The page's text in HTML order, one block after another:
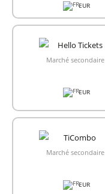
EUR
Marché secondaire
EUR
Marché secondaire
EUR